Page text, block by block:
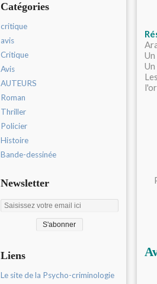
Catégories
critique
avis
Critique
Avis
AUTEURS
Roman
Thriller
Policier
Histoire
Bande-dessinée
Newsletter
Liens
Le site de la Psycho-criminologie